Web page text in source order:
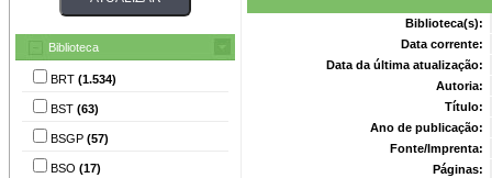
Biblioteca
BRT (1.534)
BST (63)
BSGP (57)
BSO (17)
Biblioteca(s):
Data corrente:
Data da última atualização:
Autoria:
Título:
Ano de publicação:
Fonte/Imprenta:
Páginas: